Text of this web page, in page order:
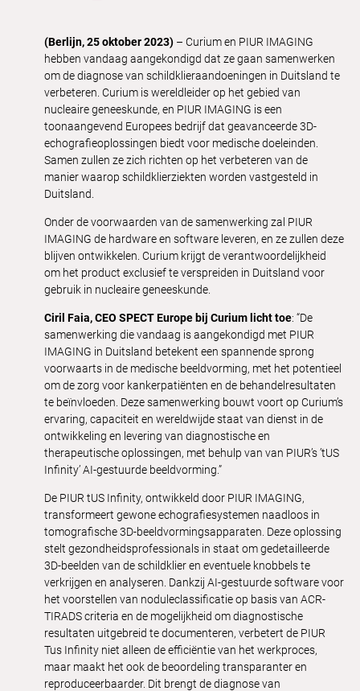
(Berlijn, 25 oktober 2023) – Curium en PIUR IMAGING
hebben vandaag aangekondigd dat ze gaan samenwerken
om de diagnose van schildklieraandoeningen in Duitsland te
verbeteren. Curium is wereldleider op het gebied van
nucleaire geneeskunde, en PIUR IMAGING is een
toonaangevend Europees bedrijf dat geavanceerde 3D-
echografieoplossingen biedt voor medische doeleinden.
Samen zullen ze zich richten op het verbeteren van de
manier waarop schildklierziekten worden vastgesteld in
Duitsland.
Onder de voorwaarden van de samenwerking zal PIUR
IMAGING de hardware en software leveren, en ze zullen deze
blijven ontwikkelen. Curium krijgt de verantwoordelijkheid
om het product exclusief te verspreiden in Duitsland voor
gebruik in nucleaire geneeskunde.
Ciril Faia, CEO SPECT Europe bij Curium licht toe: “De
samenwerking die vandaag is aangekondigd met PIUR
IMAGING in Duitsland betekent een spannende sprong
voorwaarts in de medische beeldvorming, met het potentieel
om de zorg voor kankerpatiënten en de behandelresultaten
te beïnvloeden. Deze samenwerking bouwt voort op Curium’s
ervaring, capaciteit en wereldwijde staat van dienst in de
ontwikkeling en levering van diagnostische en
therapeutische oplossingen, met behulp van van PIUR’s ’tUS
Infinity’ AI-gestuurde beeldvorming.”
De PIUR tUS Infinity, ontwikkeld door PIUR IMAGING,
transformeert gewone echografiesystemen naadloos in
tomografische 3D-beeldvormingsapparaten. Deze oplossing
stelt gezondheidsprofessionals in staat om gedetailleerde
3D-beelden van de schildklier en eventuele knobbels te
verkrijgen en analyseren. Dankzij AI-gestuurde software voor
het voorstellen van noduleclassificatie op basis van ACR-
TIRADS criteria en de mogelijkheid om diagnostische
resultaten uitgebreid te documenteren, verbetert de PIUR
Tus Infinity niet alleen de efficiëntie van het werkproces,
maar maakt het ook de beoordeling transparanter en
reproduceerbaarder. Dit brengt de diagnose van